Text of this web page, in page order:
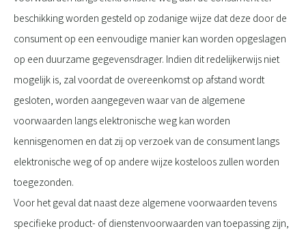
beschikking worden gesteld op zodanige wijze dat deze door de
consument op een eenvoudige manier kan worden opgeslagen
op een duurzame gegevensdrager. Indien dit redelijkerwijs niet
mogelijk is, zal voordat de overeenkomst op afstand wordt
gesloten, worden aangegeven waar van de algemene
voorwaarden langs elektronische weg kan worden
kennisgenomen en dat zij op verzoek van de consument langs
elektronische weg of op andere wijze kosteloos zullen worden
toegezonden.
Voor het geval dat naast deze algemene voorwaarden tevens
specifieke product- of dienstenvoorwaarden van toepassing zijn,